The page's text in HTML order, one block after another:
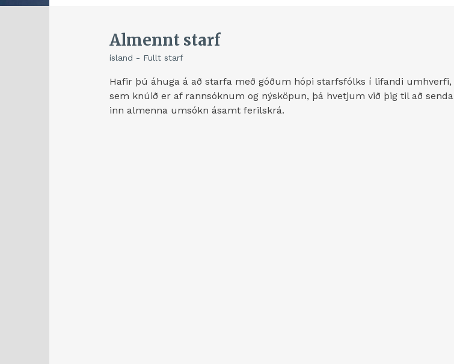
Almennt starf
ísland - Fullt starf
Hafir þú áhuga á að starfa með góðum hópi starfsfólks í lifandi umhverfi,
sem knúið er af rannsóknum og nýsköpun, þá hvetjum við þig til að senda
inn almenna umsókn ásamt ferilskrá.